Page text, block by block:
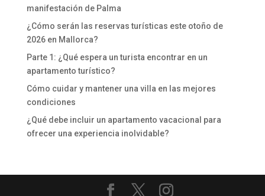
manifestación de Palma
¿Cómo serán las reservas turísticas este otoño de
2026 en Mallorca?
Parte 1: ¿Qué espera un turista encontrar en un
apartamento turístico?
Cómo cuidar y mantener una villa en las mejores
condiciones
¿Qué debe incluir un apartamento vacacional para
ofrecer una experiencia inolvidable?